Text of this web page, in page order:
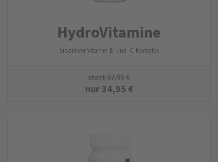
Hydro­Vitamine
bioaktiver Vitamin-B- und -C-Komplex
statt37,95€
nur34,95 €